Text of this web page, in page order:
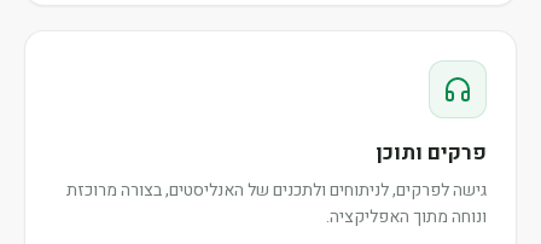
פרקים ותוכן
גישה לפרקים, לניתוחים ולתכנים של האנליסטים, בצורה מרוכזת
ונוחה מתוך האפליקציה.